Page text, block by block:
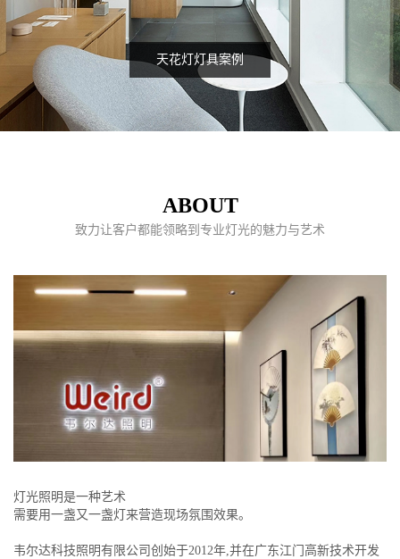
天花灯灯具案例
ABOUT
致力让客户都能领略到专业灯光的魅力与艺术
灯光照明是一种艺术
需要用一盏又一盏灯来营造现场氛围效果。
韦尔达科技照明有限公司创始于2012年,并在广东江门高新技术开发